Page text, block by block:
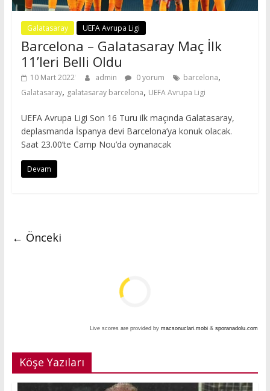
Galatasaray UEFA Avrupa Ligi
Barcelona – Galatasaray Maç İlk
11’leri Belli Oldu
10 Mart 2022 admin 0 yorum barcelona,
Galatasaray, galatasaray barcelona, UEFA Avrupa Ligi
UEFA Avrupa Ligi Son 16 Turu ilk maçında Galatasaray,
deplasmanda İspanya devi Barcelona’ya konuk olacak.
Saat 23.00’te Camp Nou’da oynanacak
Devam
← Önceki
Live scores are provided bymacsonuclari.mobi &sporanadolu.com
Köşe Yazıları